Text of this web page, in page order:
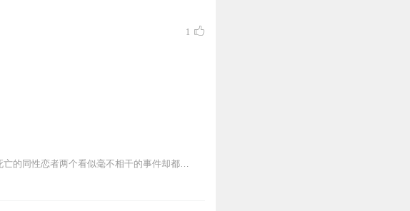
1
高级公寓内被绞杀的陷于不伦之恋的女人、六本木迪斯科舞厅里意外死亡的同性恋者两个看似毫不相干的事件却都和若松有关。被害人的丈夫寻着亡妻的足迹不懈的追寻，渐渐的把...